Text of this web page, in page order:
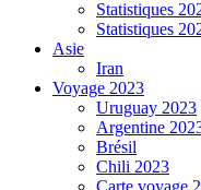
Statistiques
Statistiques
Asie
Iran
Voyage 2023
Uruguay 2023
Argentine
Brésil
Chili 2023